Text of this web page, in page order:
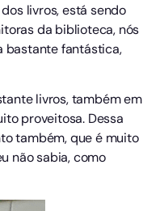
livros, está sendo
da biblioteca, nós
bastante fantástica,
livros, também em
proveitosa. Dessa
também, que é muito
não sabia, como